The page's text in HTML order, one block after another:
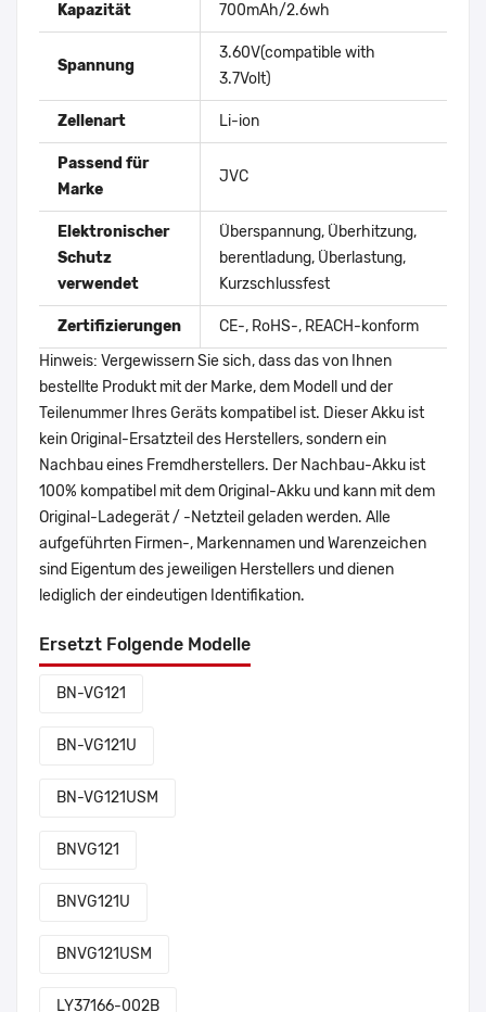
Kapazität 700mAh/2.6wh
Spannung
3.60V(compatible with
3.7Volt)
Zellenart Li-ion
Passend für
Marke
JVC
Elektronischer
Schutz
verwendet
Überspannung, Überhitzung,
berentladung, Überlastung,
Kurzschlussfest
Zertifizierungen
CE-, RoHS-, REACH-konform
Hinweis: Vergewissern Sie sich, dass das von Ihnen
bestellte Produkt mit der Marke, dem Modell und der
Teilenummer Ihres Geräts kompatibel ist. Dieser Akku ist
kein Original-Ersatzteil des Herstellers, sondern ein
Nachbau eines Fremdherstellers. Der Nachbau-Akku ist
100% kompatibel mit dem Original-Akku und kann mit dem
Original-Ladegerät / -Netzteil geladen werden. Alle
aufgeführten Firmen-, Markennamen und Warenzeichen
sind Eigentum des jeweiligen Herstellers und dienen
lediglich der eindeutigen Identifikation.
Ersetzt Folgende Modelle
BN-VG121
BN-VG121U
BN-VG121USM
BNVG121
BNVG121U
BNVG121USM
LY37166-002B